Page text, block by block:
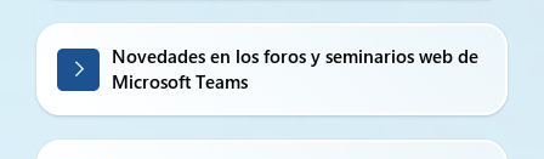
Novedades en los foros y seminarios web de
Microsoft Teams